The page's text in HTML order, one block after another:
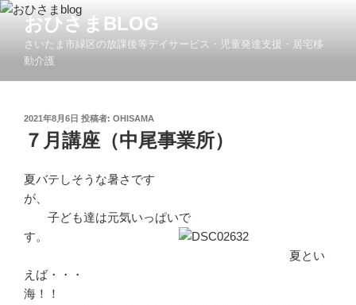
コ
ツ
おひさまBLOG
さいたま市緑区の放課後等デイサービス・児童発達支援・居宅移
動介護
投
稿
日:
2021年8月6日 投稿者: OHISAMA
７月講座（中尾事業所）
夏バテしそうな暑さです
が、
子ども達は元気いっぱいで
す。
夏とい
えば・・・
海！！